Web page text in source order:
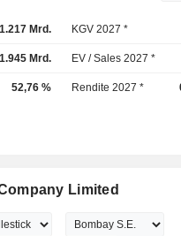
1.217 Mrd. KGV 2027 *
1.945 Mrd. EV / Sales 2027 *
52,76 % Rendite 2027 *
Limited